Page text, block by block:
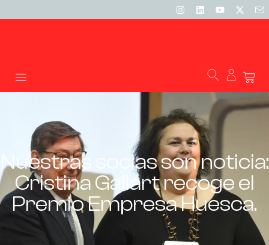
Nuestras socias son noticia:
Cristina Gallart recoge el
Premio Empresa Huesca.